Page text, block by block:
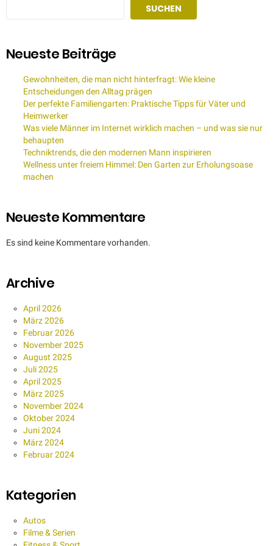
SUCHEN
Neueste Beiträge
Gewohnheiten, die man nicht hinterfragt: Wie kleine
Entscheidungen den Alltag prägen
Der perfekte Familiengarten: Praktische Tipps für Väter und
Heimwerker
Was viele Männer im Internet wirklich machen – und was sie nur
behaupten
Techniktrends, die den modernen Mann inspirieren
Wellness unter freiem Himmel: Den Garten zur Erholungsoase
machen
Neueste Kommentare
Es sind keine Kommentare vorhanden.
Archive
April 2026
März 2026
Februar 2026
November 2025
August 2025
Juli 2025
April 2025
März 2025
November 2024
Oktober 2024
Juni 2024
März 2024
Februar 2024
Kategorien
Autos
Filme & Serien